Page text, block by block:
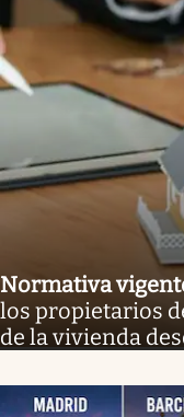
Normativa
los propietarios
de la vivienda